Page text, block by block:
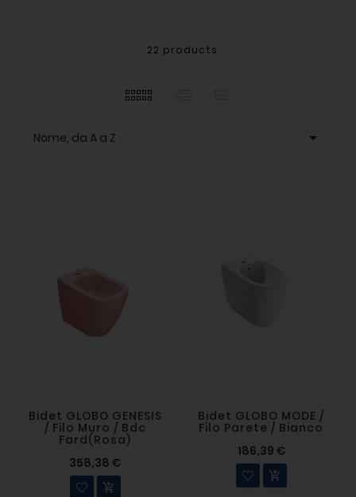
22 products
Nome, da A a Z 
Bidet GLOBO GENESIS
/ Filo Muro / Bdc
Fard(rosa)
358,38 €

Bidet GLOBO MODE /
Filo Parete / Bianco
186,39 €
